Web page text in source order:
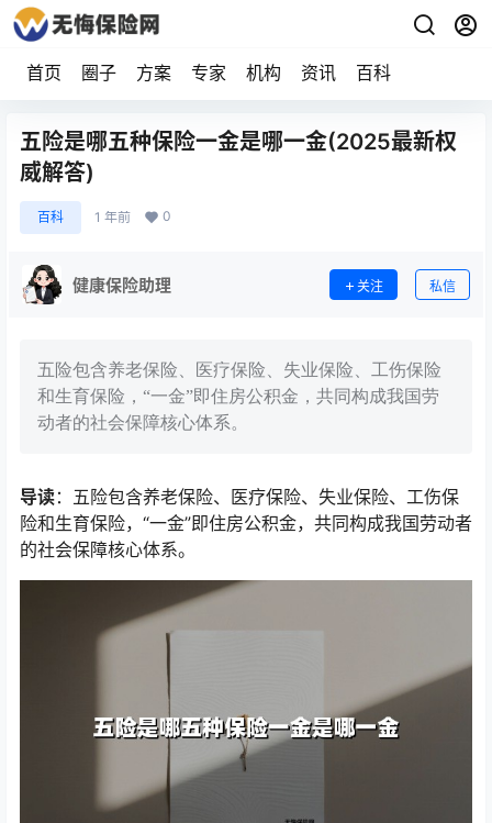
首页 圈子 方案 专家 机构 资讯 百科
五险是哪五种保险一金是哪一金(2025最新权
威解答)
百科 1 年前 0
健康保险助理 关注 私信
五险包含养老保险、医疗保险、失业保险、工伤保险
和生育保险，“一金”即住房公积金，共同构成我国劳
动者的社会保障核心体系。
导读：五险包含养老保险、医疗保险、失业保险、工伤保
险和生育保险，“一金”即住房公积金，共同构成我国劳动者
的社会保障核心体系。